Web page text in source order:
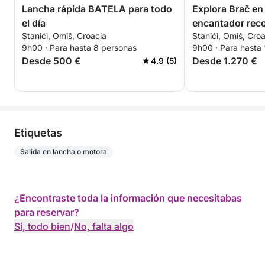
Lancha rápida BATELA para todo
el día
Stanići, Omiš, Croacia
9h00 · Para hasta 8 personas
Desde 500 € 4.9 (5)
Explora Brač
encantador
Lady Lola
Stanići, Omiš,
9h00 · Para hasta
Desde 1.270 €
Etiquetas
Salida en lancha o motora
¿Encontraste toda la información que necesitabas
para reservar?
Sí, todo bien/No, falta algo